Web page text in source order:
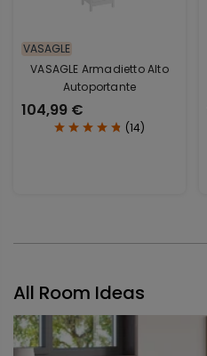
VASAGLE
VASAGLE Armadietto Alto
Autoportante
104,99 €
(14)
All Room Ideas